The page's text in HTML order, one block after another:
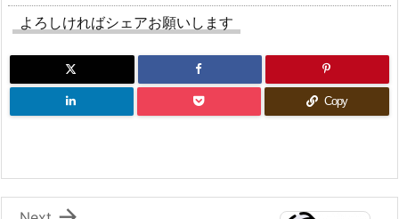
よろしければシェアお願いします
Copy